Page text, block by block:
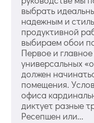
выбрать
надежным и
продуктивной
выбираем обои
Первое и
универсальных
должен
помещения.
офиса
диктует разные
Ресепшен или...